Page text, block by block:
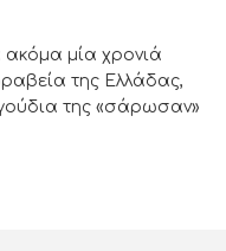
ακόμα μία χρονιά
της Ελλάδας,
της «σάρωσαν»